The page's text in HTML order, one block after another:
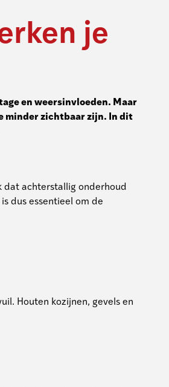
je
en weersinvloeden. Maar
minder zichtbaar zijn. In dit
dat achterstallig onderhoud
dus essentieel om de
Houten kozijnen, gevels en